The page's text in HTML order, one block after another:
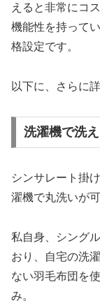
えると非常にコ
機能性を持って
格設定です。
以下に、さらに
洗濯機で洗
シンサレート掛
濯機で丸洗いが
私自身、シング
おり、自宅の洗
ない羽毛布団を
み。